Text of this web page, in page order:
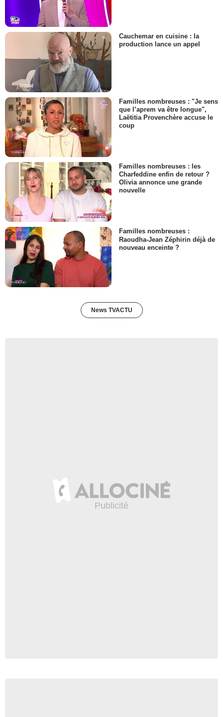
Cauchemar en cuisine : la
production lance un appel
Familles nombreuses : "Je sens
que l’aprem va être longue",
Laëtitia Provenchère accuse le
coup
Familles nombreuses : les
Charfeddine enfin de retour ?
Olivia annonce une grande
nouvelle
Familles nombreuses :
Raoudha-Jean Zéphirin déjà de
nouveau enceinte ?
News TVACTU